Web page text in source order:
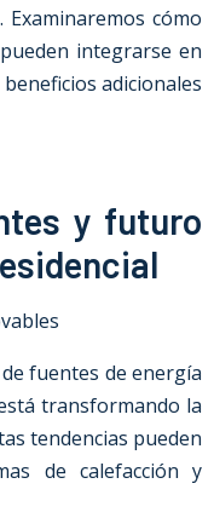
cómo
integrarse en
adicionales
y futuro
fuentes de energía
transformando la
tendencias pueden
de calefacción y